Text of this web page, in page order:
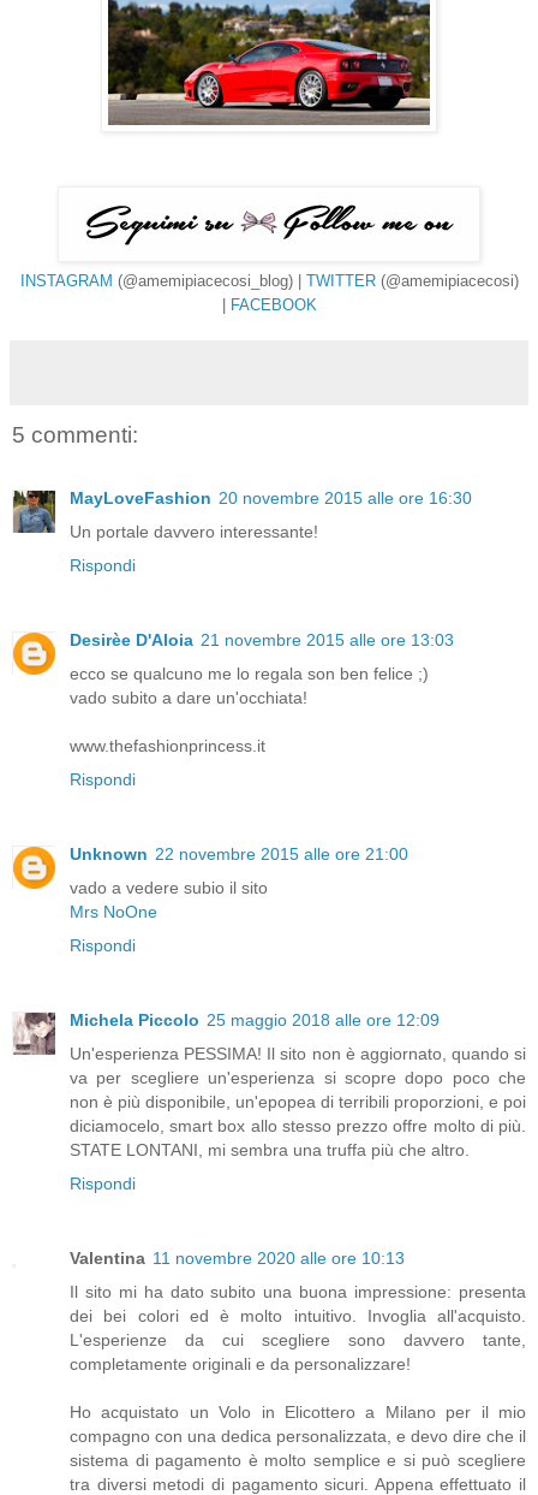
INSTAGRAM (@amemipiacecosi_blog) | TWITTER(@amemipiacecosi)
FACEBOOK
5 commenti:
MayLoveFashion 20 novembre 2015 alle ore 16:30
Un portale davvero interessante!
Rispondi
Desirèe D'Aloia 21 novembre 2015 alle ore 13:03
ecco se qualcuno me lo regala son ben felice ;)
vado subito a dare un'occhiata!
www.thefashionprincess.it
Rispondi
Unknown 22 novembre 2015 alle ore 21:00
vado a vedere subio il sito
Mrs NoOne
Rispondi
Michela Piccolo 25 maggio 2018 alle ore 12:09
Un'esperienza PESSIMA! Il sito non è aggiornato, quando si
va per scegliere un'esperienza si scopre dopo poco che
non è più disponibile, un'epopea di terribili proporzioni, e poi
diciamocelo, smart box allo stesso prezzo offre molto di più.
STATE LONTANI, mi sembra una truffa più che altro.
Rispondi
Valentina 11 novembre 2020 alle ore 10:13
Il sito mi ha dato subito una buona impressione: presenta
dei bei colori ed è molto intuitivo. Invoglia all'acquisto.
L'esperienze da cui scegliere sono davvero tante,
completamente originali e da personalizzare!
Ho acquistato un Volo in Elicottero a Milano per il mio
compagno con una dedica personalizzata, e devo dire che il
sistema di pagamento è molto semplice e si può scegliere
tra diversi metodi di pagamento sicuri. Appena effettuato il